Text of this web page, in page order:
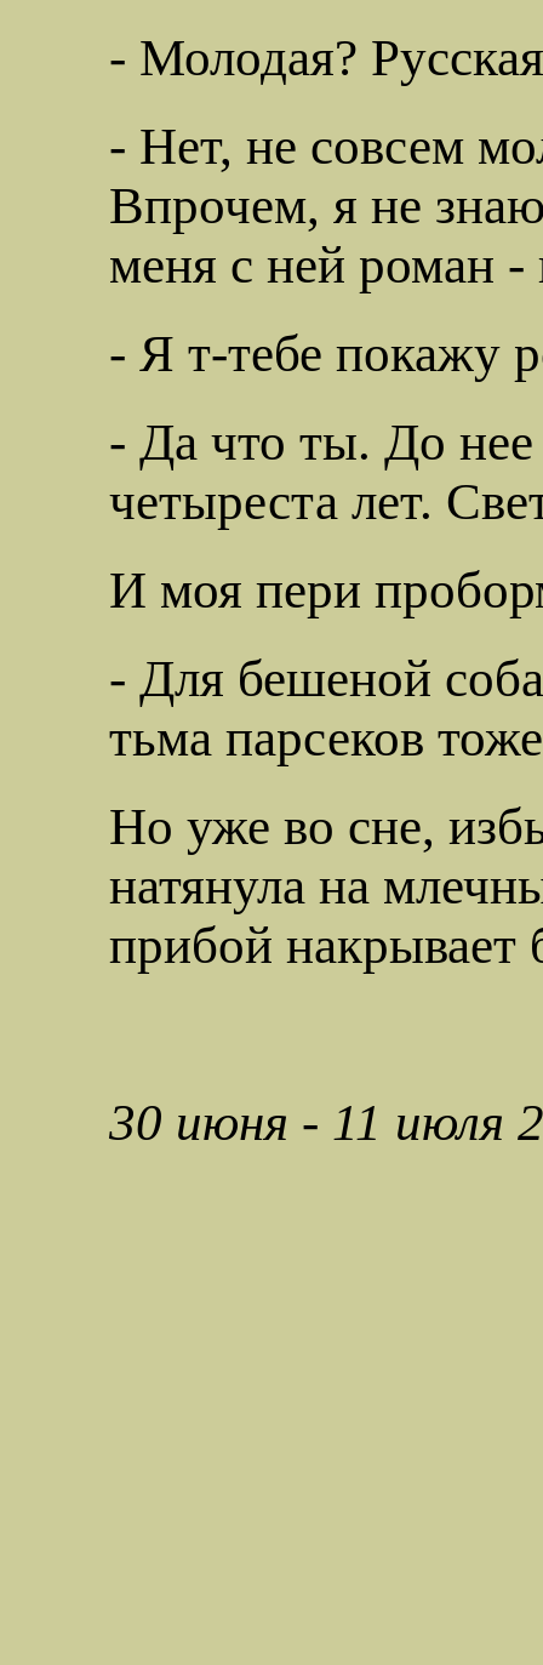
- Молодая?
- Нет, не совсем
Впрочем, я не
меня с ней роман -
- Я т-тебе покажу
- Да что ты. До
четыреста лет.
И моя пери
- Для бешеной
тьма парсеков
Но уже во сне,
натянула на
прибой накрывает
30 июня - 11 июля